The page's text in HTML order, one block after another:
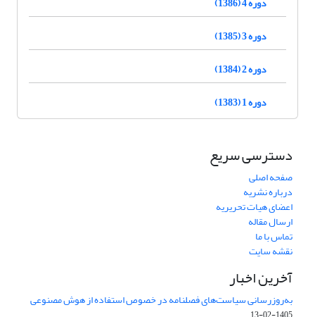
دوره 3 (1385)
دوره 2 (1384)
دوره 1 (1383)
دسترسی سریع
صفحه اصلی
درباره نشریه
اعضای هیات تحریریه
ارسال مقاله
تماس با ما
نقشه سایت
آخرین اخبار
به‌روزرسانی سیاست‌های فصلنامه در خصوص استفاده از هوش مصنوعی